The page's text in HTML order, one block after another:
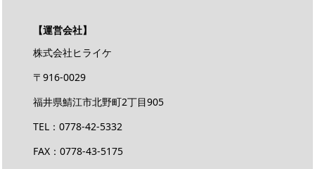
【運営会社】
株式会社ヒライケ
〒916-0029
福井県鯖江市北野町2丁目905
TEL：0778-42-5332
FAX：0778-43-5175